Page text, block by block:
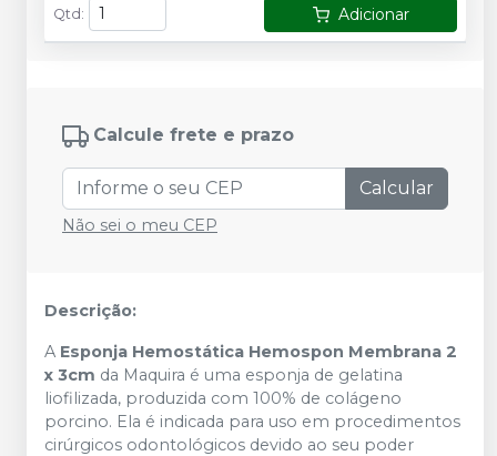
Qtd : Adicionar
Calcule frete e prazo
Calcular
Não sei o meu CEP
Descrição:
A Esponja Hemostática Hemospon Membrana 2
x 3cm da Maquira é uma esponja de gelatina
liofilizada, produzida com 100% de colágeno
porcino. Ela é indicada para uso em procedimentos
cirúrgicos odontológicos devido ao seu poder